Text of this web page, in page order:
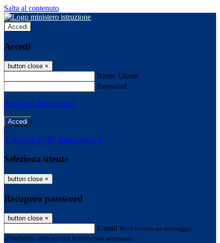
Salta al contenuto
Accedi
Accedi
button close ×
Nome Utente
Password
Password dimenticata?
-
Entra con SPID Entra con CIE
Seleziona utente
button close ×
Recupero password
button close ×
E-mail Verrà inviato un messaggio
all'indirizzo indicato con le istruzioni necessarie.